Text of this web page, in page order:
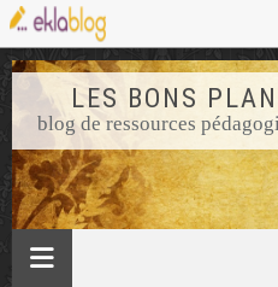
LES BONS
blog de ressources